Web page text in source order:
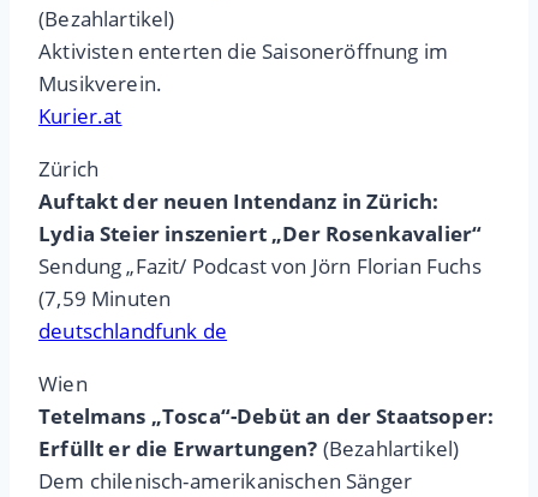
(Bezahlartikel)
Aktivisten enterten die Saisoneröffnung im
Musikverein.
Kurier.at
Zürich
Auftakt der neuen Intendanz in Zürich:
Lydia Steier inszeniert „Der Rosenkavalier“
Sendung „Fazit/ Podcast von Jörn Florian Fuchs
(7,59 Minuten
deutschlandfunk de
Wien
Tetelmans „Tosca“-Debüt an der Staatsoper:
Erfüllt er die Erwartungen? (Bezahlartikel)
Dem chilenisch-amerikanischen Sänger